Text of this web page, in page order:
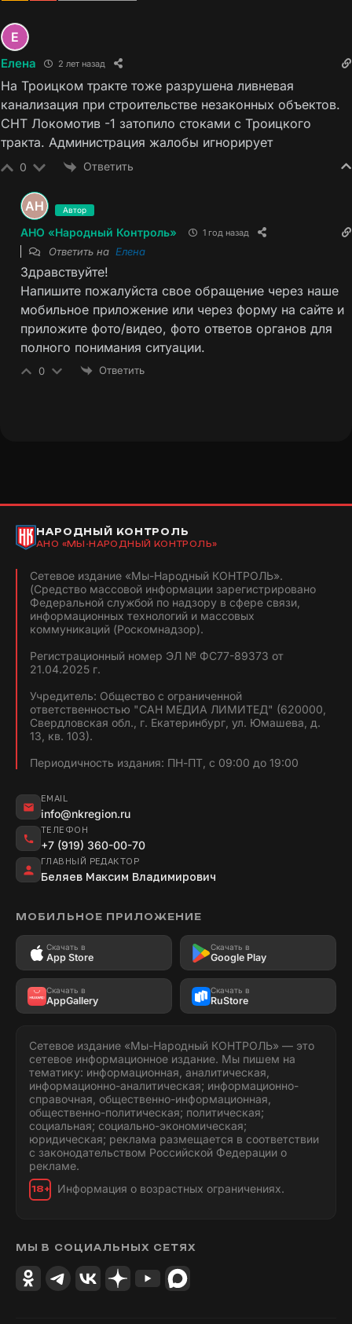
Елена 2 лет назад
На Троицком тракте тоже разрушена ливневая
канализация при строительстве незаконных объектов.
СНТ Локомотив -1 затопило стоками с Троицкого
тракта. Администрация жалобы игнорирует
0 Ответить
Автор
АНО «Народный Контроль» 1 год назад
Ответить на Елена
Здравствуйте!
Напишите пожалуйста свое обращение через наше
мобильное приложение или через форму на сайте и
приложите фото/видео, фото ответов органов для
полного понимания ситуации.
0 Ответить
НАРОДНЫЙ КОНТРОЛЬ
АНО «МЫ-НАРОДНЫЙ КОНТРОЛЬ»
Сетевое издание «Мы-Народный КОНТРОЛЬ».
(Средство массовой информации зарегистрировано
Федеральной службой по надзору в сфере связи,
информационных технологий и массовых
коммуникаций (Роскомнадзор).
Регистрационный номер ЭЛ № ФС77-89373 от
21.04.2025 г.
Учредитель: Общество с ограниченной
ответственностью "САН МЕДИА ЛИМИТЕД" (620000,
Свердловская обл., г. Екатеринбург, ул. Юмашева, д.
13, кв. 103).
Периодичность издания: ПН-ПТ, с 09:00 до 19:00
EMAIL
info@nkregion.ru
ТЕЛЕФОН
+7 (919) 360-00-70
ГЛАВНЫЙ РЕДАКТОР
Беляев Максим Владимирович
МОБИЛЬНОЕ ПРИЛОЖЕНИЕ
Скачать в
App Store
Скачать в
Google Play
Скачать в
AppGallery
Скачать в
RuStore
Сетевое издание «Мы-Народный КОНТРОЛЬ» — это
сетевое информационное издание. Мы пишем на
тематику: информационная, аналитическая,
информационно-аналитическая; информационно-
справочная, общественно-информационная,
общественно-политическая; политическая;
социальная; социально-экономическая;
юридическая; реклама размещается в соответствии
с законодательством Российской Федерации о
рекламе.
18+ Информация о возрастных ограничениях.
МЫ В СОЦИАЛЬНЫХ СЕТЯХ